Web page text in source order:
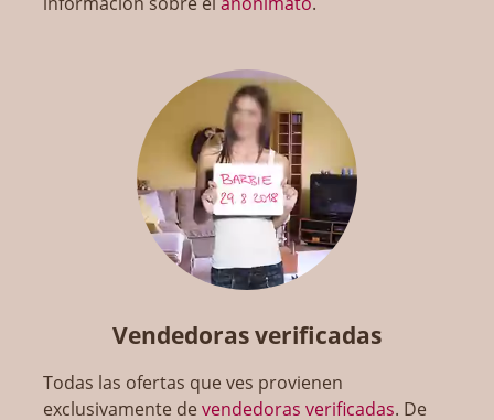
Vendedoras verificadas
Todas las ofertas que ves provienen
exclusivamente devendedoras verificadas. De